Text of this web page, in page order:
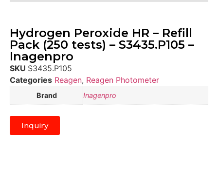
Hydrogen Peroxide HR – Refill
Pack (250 tests) – S3435.P105 –
Inagenpro
SKU S3435.P105
Categories Reagen, Reagen Photometer
Brand Inagenpro
Inquiry